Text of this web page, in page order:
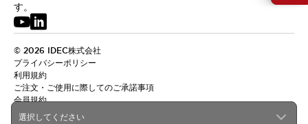
選択してください
す。
© 2026 IDEC株式会社
プライバシーポリシー
利用規約
ご注文・ご使用に際してのご承諾事項
会員規約